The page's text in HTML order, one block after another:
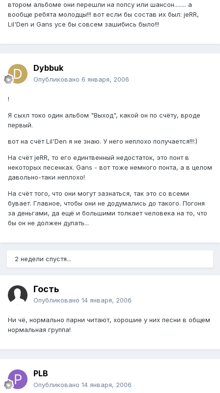
втором альбоме они перешли на попсу или шансон........ а
вообще ребята молодцы!!! вот если бы состав их был: jeRR,
Lil'Den и Gans усе бы совсем зашибись было!!!
Dybbuk
Опубликовано 6 января, 2006
!
Я сыхл токо один альбом "Выход", какой он по счёту, вроде
первый.
вот на счёт Lil'Den я не знаю. У него неплохо получается!!!:)
На счёт jeRR, то его единтвенный недостаток, это понт в
некоторых песенках. Gans - вот тоже немного понта, а в целом
давольно-таки неплохо!
На счёт того, что они могут зазнаться, так это со всеми
бувает. Главное, чтобы они не додумались до такого. Погоня
за деньгами, да ещё и большими толкает человека на то, что
бы он не должен дулать...
2 недели спустя...
Гость
Опубликовано 14 января, 2006
Ни чё, нормально парни читают, хорошие у них песни в общем
нормальная группа!
PLB
Опубликовано 14 января, 2006